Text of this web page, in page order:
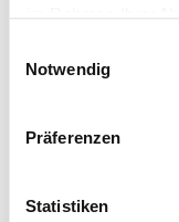
Notwendig
Präferenzen
Statistiken